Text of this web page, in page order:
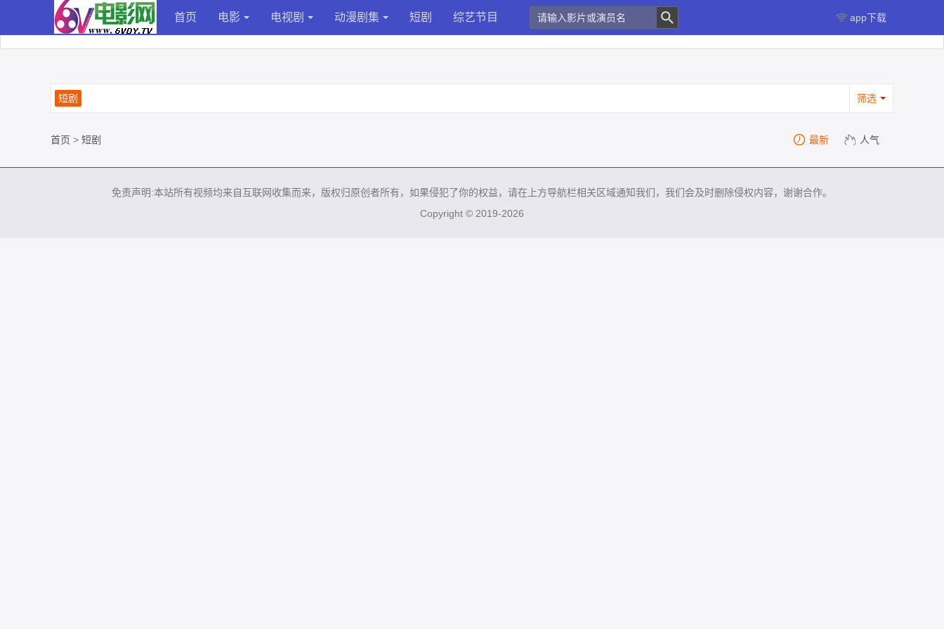
首页 电影 电视剧 动漫剧集 短剧 综艺节目 app下载
短剧 筛选
首页 > 短剧 最新 人气
免责声明:本站所有视频均来自互联网收集而来，版权归原创者所有，如果侵犯了你的权益，请在上方导航栏相关区域通知我们，我们会及时删除侵权内容，谢谢合作。
Copyright © 2019-2026